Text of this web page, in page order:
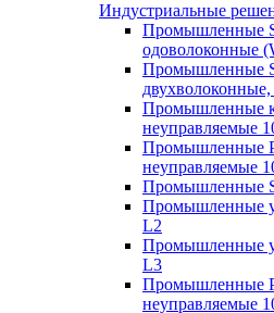
Индустриальные
Промышленные
одоволоконные
Промышленные
Промышленные
неуправляемые
Промышленные
неуправляемые
Промышленные
Промышленные
L2
Промышленные
L3
Промышленные
неуправляемые